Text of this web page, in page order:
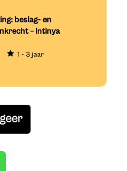
beslag- en
– Intinya
1 - 3 jaar